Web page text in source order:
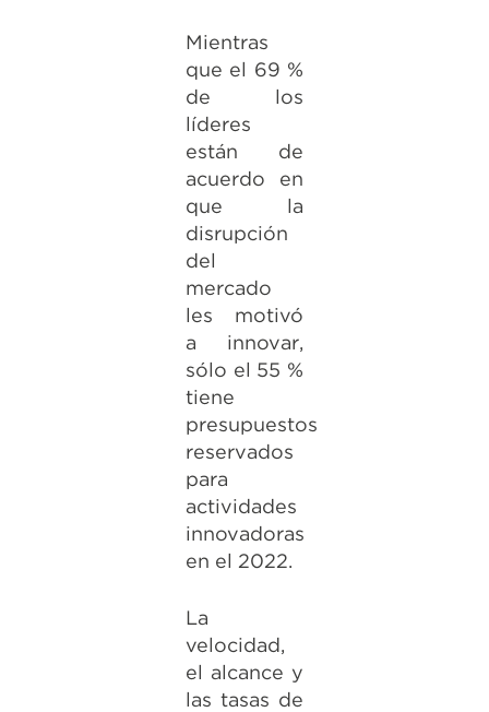
Mientras
que el 69 %
de los
líderes
están de
acuerdo en
que la
disrupción
del
mercado
les motivó
a innovar,
sólo el 55 %
tiene
presupuestos
reservados
para
actividades
innovadoras
en el 2022.
La
velocidad,
el alcance y
las tasas de